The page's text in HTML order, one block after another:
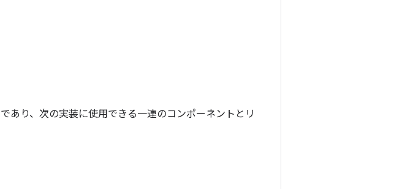
あり、次の実装に使用できる一連のコンポーネントとリ